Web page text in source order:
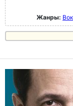
Жанры: